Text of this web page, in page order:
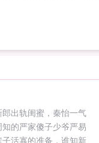
出轨闺蜜，秦怡一气
的严家傻子少爷严易
活寡的准备，谁知新